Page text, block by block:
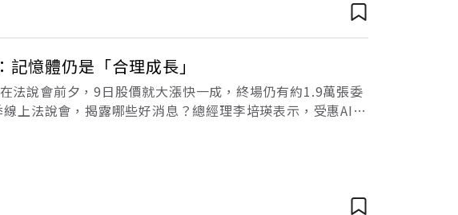
憶體仍是「合理成長」
法說會前夕，9日股價就大漲快一成，終場仍有約1.9萬張委
上法說會，揭露哪些好消息？總經理李培瑛表示，受惠AI需